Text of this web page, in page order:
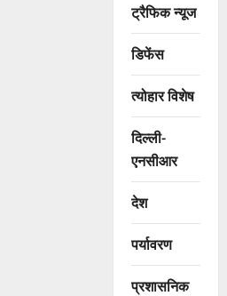
ट्रैफिक न्यूज
डिफेंस
त्योहार विशेष
दिल्ली-
एनसीआर
देश
पर्यावरण
प्रशासनिक